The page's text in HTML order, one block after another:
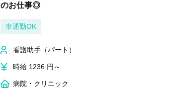
のお仕事◎
車通勤OK
看護助手（パート）
時給 1236 円～
病院・クリニック